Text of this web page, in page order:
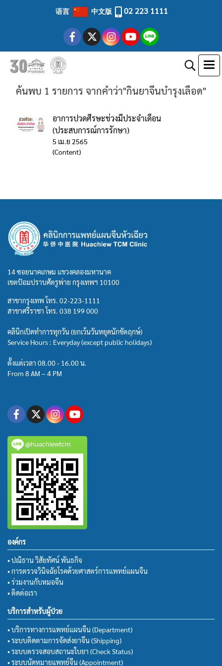
语言 中文版 02 223 1111
ค้นพบ 1 รายการ จากคำว่า"กินยาจีนบำรุงเลือด"
อาการปวดศีรษะช่วงมีประจำเดือน
(ประสบการณ์การรักษา)
5 เม.ย 2565
(Content)
14 ซอยนาคเกษม แขวงคลองมหานาค
เขตป้อมปราบศัตรูพ่าย กรุงเทพฯ 10100
สาขากรุงเทพ โทร. 02-223-1111
สาขาศรีราชา โทร. 038 199 000
คลินิกเปิดทำการทุกวัน (ยกเว้นวันหยุดนักขัตฤกษ์)
Service Hours : Everyday (except public holidays)
ตั้งแต่เวลา 08.00 - 16.00 น.
From 8 AM – 4 PM
@huachiewtcm
องค์กร
• ปณิธาน วิสัยทัศน์ พันธกิจ
• การตรวจวินิจฉัยโรคด้วยศาสตร์การแพทย์แผนจีน
• ร่วมงานกับหมอจีน
• ติดต่อเรา
บริการสำหรับผู้ป่วย
• บริการทางการแพทย์แผนจีน (Department)
• ระบบติดตามการจัดส่งยาจีน (Shipping)
• ระบบตรวจสอบสถานะใบยา (Check Status)
• ระบบนัดหมายแพทย์จีน (Appointment)